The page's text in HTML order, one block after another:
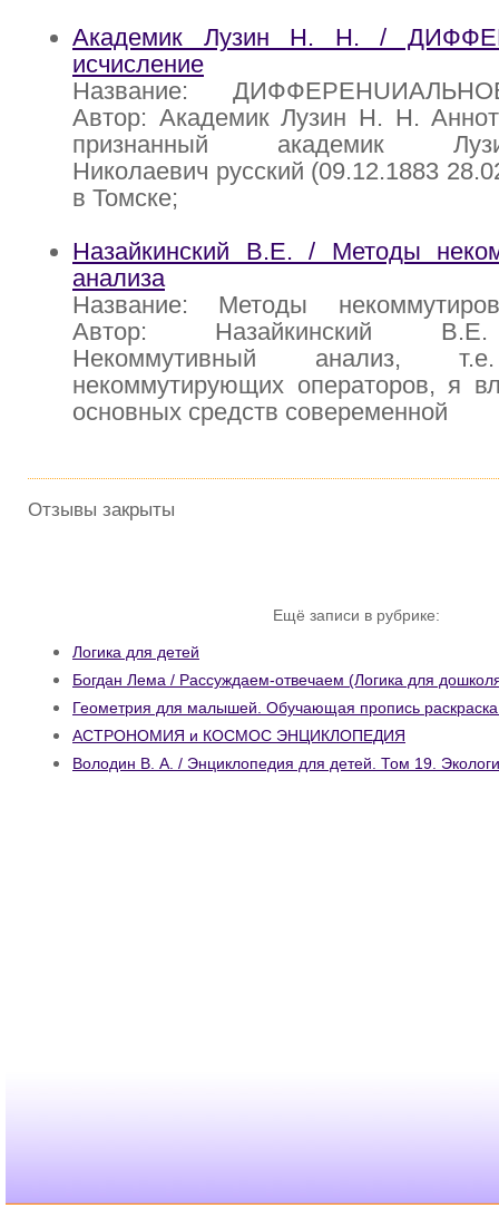
Академик Лузин Н. Н. /
исчисление
Название:
Автор: Академик Лузин Н. Н.
признанный академик
Николаевич русский (09.12.1883
в Томске;
Назайкинский В.Е. / Методы
анализа
Название: Методы
Автор: Назайкинский
Некоммутивный анализ,
некоммутирующих операторов, я
основных средств совеременной
Отзывы закрыты
Ещё записи в рубрике:
Логика для детей
Богдан Лема / Рассуждаем-отвечаем (Логика для
Геометрия для малышей. Обучающая пропись
АСТРОНОМИЯ и КОСМОС ЭНЦИКЛОПЕДИЯ
Володин В. А. / Энциклопедия для детей. Том 19.